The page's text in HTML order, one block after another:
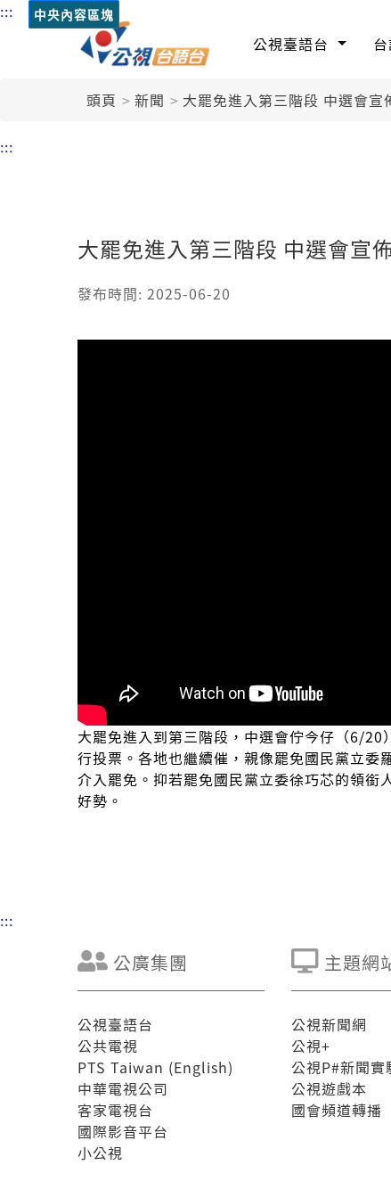
::: 中央內容區塊
公視臺語台
頭頁 新聞 大罷免進入第三階段 中選會
:::
大罷免進入第三階段 中選會宣
發布時間: 2025-06-20
大罷免進入到第三階段，中選會佇今仔（6/
行投票。各地也繼續催，親像罷免國民黨立委
介入罷免。抑若罷免國民黨立委徐巧芯的領銜
好勢。
:::
公廣集團
公視臺語台
公共電視
PTS Taiwan (English)
中華電視公司
客家電視台
國際影音平台
小公視
主題網
公視新聞網
公視+
公視P#新聞實
公視遊戲本
國會頻道轉播